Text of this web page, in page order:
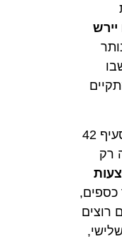
יירש
הנקודה הקריטית היא שהיורש הראשון מקבל בדרך כלל שליטה רחבה ברכוש. לפי סעיף 42
רק
כספים,
רוצים